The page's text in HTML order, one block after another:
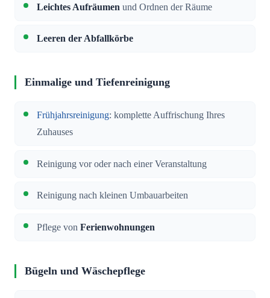
Leichtes Aufräumen und Ordnen der Räume
Leeren der Abfallkörbe
Einmalige und Tiefenreinigung
Frühjahrsreinigung: komplette Auffrischung Ihres
Zuhauses
Reinigung vor oder nach einer Veranstaltung
Reinigung nach kleinen Umbauarbeiten
Pflege von Ferienwohnungen
Bügeln und Wäschepflege